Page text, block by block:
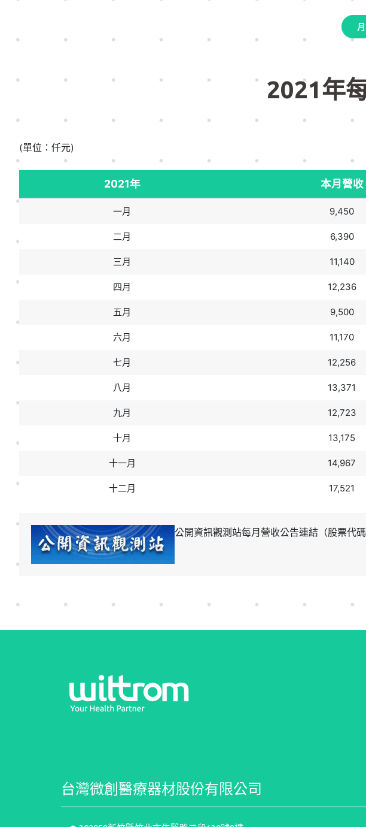
2021年
(單位：仟元)
2021年 本月營收
一月 9,450
二月 6,390
三月 11,140
四月 12,236
五月 9,500
六月 11,170
七月 12,256
八月 13,371
九月 12,723
十月 13,175
十一月 14,967
十二月 17,521
公開資訊觀測站每月營收公告連結（股票代碼
台灣微創醫療器材股份有限公司